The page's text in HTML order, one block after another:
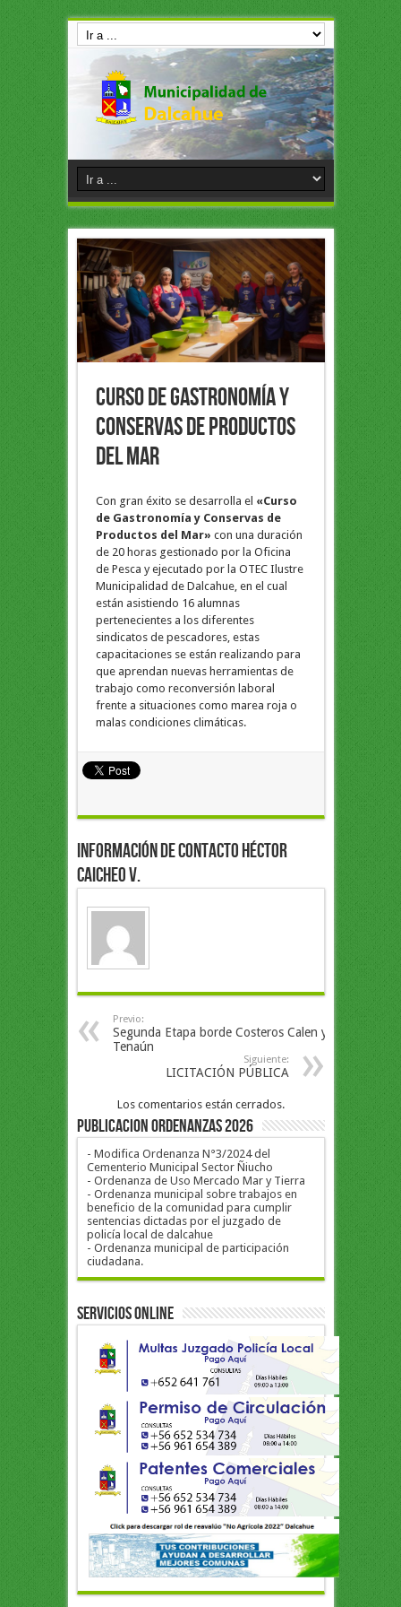
Curso de Gastronomía y
Conservas de Productos
del Mar
Con gran éxito se desarrolla el «Curso
de Gastronomía y Conservas de
Productos del Mar» con una duración
de 20 horas gestionado por la Oficina
de Pesca y ejecutado por la OTEC Ilustre
Municipalidad de Dalcahue, en el cual
están asistiendo 16 alumnas
pertenecientes a los diferentes
sindicatos de pescadores, estas
capacitaciones se están realizando para
que aprendan nuevas herramientas de
trabajo como reconversión laboral
frente a situaciones como marea roja o
malas condiciones climáticas.
Información de Contacto Héctor
Caicheo V.
Previo:
Segunda Etapa borde Costeros Calen y
Tenaún
Siguiente:
LICITACIÓN PÚBLICA
Los comentarios están cerrados.
PUBLICACION ORDENANZAS 2026
- Modifica Ordenanza N°3/2024 del
Cementerio Municipal Sector Ñiucho
- Ordenanza de Uso Mercado Mar y Tierra
- Ordenanza municipal sobre trabajos en
beneficio de la comunidad para cumplir
sentencias dictadas por el juzgado de
policía local de dalcahue
- Ordenanza municipal de participación
ciudadana.
Servicios Online